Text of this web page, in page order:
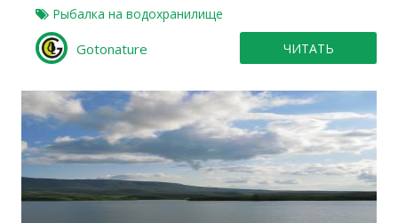
Рыбалка на водохранилище
Gotonature ЧИТАТЬ